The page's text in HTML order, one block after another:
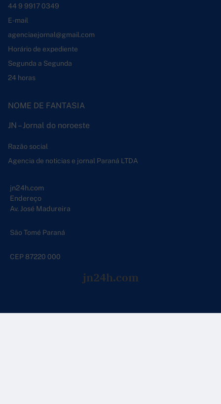
44 9 9917 0349
E-mail
agenciaejornal@gmail.com
Horário de expediente
Segunda a Segunda
24 horas
NOME DE FANTASIA
JN – Jornal do noroeste
Razão social
Agencia de noticias e jornal Paraná LTDA
jn24h.com
Endereço
Av. José Madureira
São Tomé Paraná
CEP 87220 000
jn24h.com